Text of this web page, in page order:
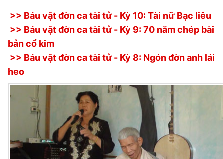
Sản phẩm khác
Tiện ích
Thông tin tòa soạn
Đọc Thanh Niên trên điện thoại
>> Báu vật đờn ca tài tử - Kỳ 10: Tài nữ Bạc liêu
>> Báu vật đờn ca tài tử - Kỳ 9: 70 năm chép bài
bản cổ kim
>> Báu vật đờn ca tài tử - Kỳ 8: Ngón đờn anh lái
heo